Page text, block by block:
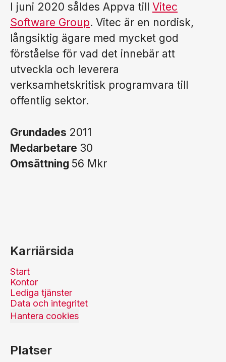
I juni 2020 såldes Appva till Vitec
Software Group. Vitec är en nordisk,
långsiktig ägare med mycket god
förståelse för vad det innebär att
utveckla och leverera
verksamhetskritisk programvara till
offentlig sektor.
Grundades 2011
Medarbetare 30
Omsättning 56 Mkr
Karriärsida
Start
Kontor
Lediga tjänster
Data och integritet
Hantera cookies
Platser